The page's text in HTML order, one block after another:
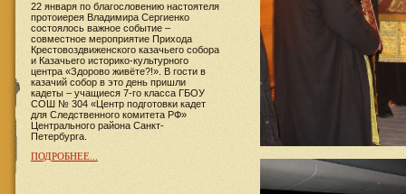
22 января по благословению настоятеля
протоиерея Владимира Сергиенко
состоялось важное событие –
совместное мероприятие Прихода
Крестовоздвиженского казачьего собора
и Казачьего историко-культурного
центра «Здорово живёте?!». В гости в
казачий собор в это день пришли
кадеты – учащиеся 7-го класса ГБОУ
СОШ № 304 «Центр подготовки кадет
для Следственного комитета РФ»
Центрального района Санкт-
Петербурга.
ПОДРОБНЕЕ...